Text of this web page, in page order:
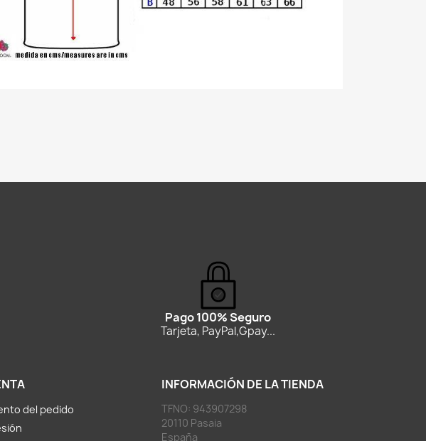
Pago 100% Seguro
Tarjeta, PayPal,Gpay...
del pedido
INFORMACIÓN DE LA TIENDA
TFNO: 943907298
20110 Pasaia
España